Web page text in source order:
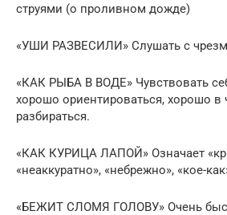
струями (о проливном дожде)
«УШИ РАЗВЕСИЛИ» Слушать с
«КАК РЫБА В ВОДЕ» Чувствовать
хорошо ориентироваться, хорошо в
разбираться.
«КАК КУРИЦА ЛАПОЙ» Означает
«неаккуратно», «небрежно», «кое-
«БЕЖИТ СЛОМЯ ГОЛОВУ» Очень